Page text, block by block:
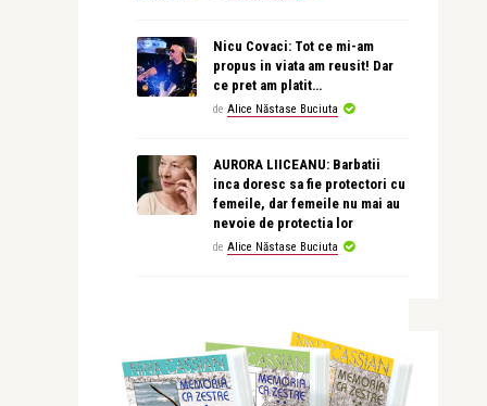
Nicu Covaci: Tot ce mi-am
propus in viata am reusit! Dar
ce pret am platit…
de Alice Năstase Buciuta
AURORA LIICEANU: Barbatii
inca doresc sa fie protectori cu
femeile, dar femeile nu mai au
nevoie de protectia lor
de Alice Năstase Buciuta